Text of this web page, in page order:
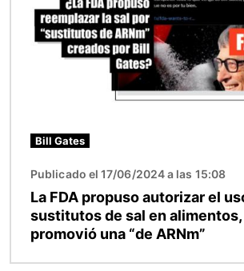
Bill Gates
Publicado el 17/06/2024 a las 15:08
La FDA propuso autorizar el
sustitutos de sal en
promovió una “de ARNm”